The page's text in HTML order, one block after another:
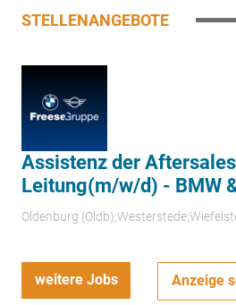
STELLENANGEBOTE
Assistenz der
Leitung(m/w/d) - BMW
Oldenburg
weitere Jobs Anzeige